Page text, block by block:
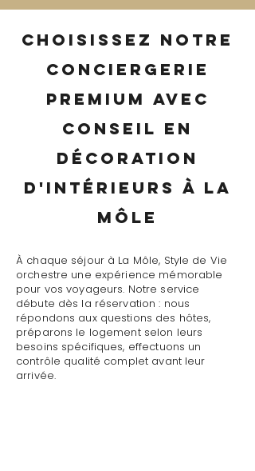
Choisissez notre
conciergerie
premium avec
conseil en
décoration
d'intérieurs à La
Môle
À chaque séjour à La Môle, Style de Vie
orchestre une expérience mémorable
pour vos voyageurs. Notre service
débute dès la réservation : nous
répondons aux questions des hôtes,
préparons le logement selon leurs
besoins spécifiques, effectuons un
contrôle qualité complet avant leur
arrivée.